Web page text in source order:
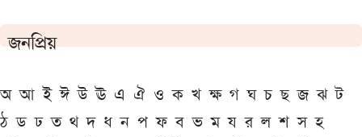
জনপ্রিয়
অ আ ই ঈ উ ঊ এ ঐ ও ক খ ক্ষ গ ঘ চ ছ জ ঝ ট
ঠ ড ঢ ত থ দ ধ ন প ফ ব ভ ম য র ল শ স হ